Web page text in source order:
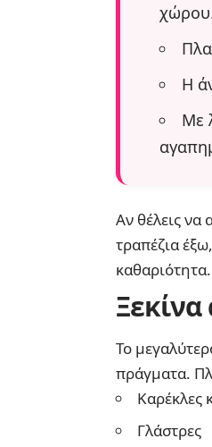
Η
Με
Αν θέλεις να
τραπέζια
καθαριότητα.
Το
πράγματα.
Καρέκλες
Γλάστρες